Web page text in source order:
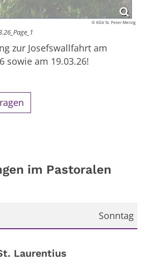
© KGV St. Peter Merzig
zur Josefswallfahrt am
sowie am 19.03.26!
im Pastoralen
Sonntag
Laurentius